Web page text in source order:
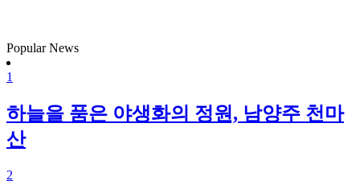
Popular News
1
하늘을 품은 야생화의 정원, 남양주 천마
산
2